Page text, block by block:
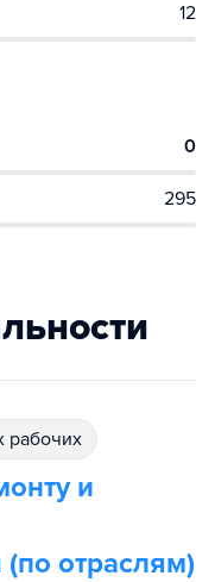
12
0
295
рабочих
и
отраслям)